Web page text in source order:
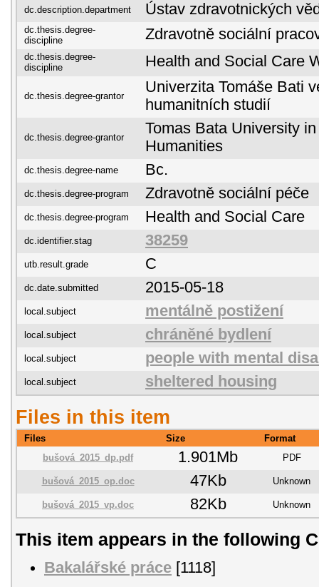
dc.description.department Ústav zdravotnických
dc.thesis.degree-
discipline
Zdravotně sociální
dc.thesis.degree-
discipline
Health and Social Care
dc.thesis.degree-grantor
Univerzita Tomáše Bati
humanitních studií
dc.thesis.degree-grantor
Tomas Bata University
Humanities
dc.thesis.degree-name Bc.
dc.thesis.degree-program Zdravotně sociální péče
dc.thesis.degree-program Health and Social Care
dc.identifier.stag 38259
utb.result.grade C
dc.date.submitted 2015-05-18
local.subject mentálně postižení
local.subject chráněné bydlení
local.subject people with mental
local.subject sheltered housing
Files in this item
Files Size
Format
bušová_2015_dp.pdf
1.901Mb PDF
bušová_2015_op.doc 47Kb Unknown
bušová_2015_vp.doc 82Kb Unknown
This item appears in the following
Bakalářské práce [1118]